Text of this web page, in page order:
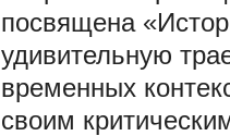
посвящена
удивительную
временных
своим